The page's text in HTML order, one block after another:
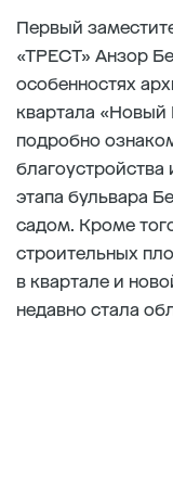
Первый
«ТРЕСТ» Анзор
особенностях
квартала «Новый
подробно
этапа бульвара
садом. Кроме
строительных
в квартале и
недавно стала